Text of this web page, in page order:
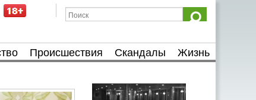
Происшествия Скандалы Жизнь